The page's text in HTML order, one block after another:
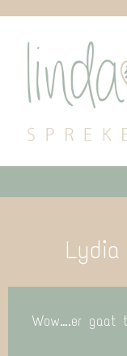
Wow….er gaat